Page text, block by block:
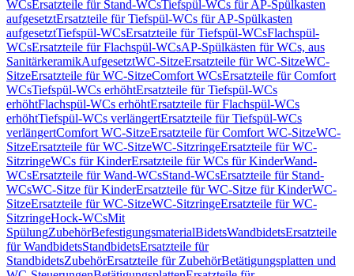
WCsErsatzteile für Stand-WCsTiefspül-WCs für AP-Spülkasten
aufgesetztErsatzteile für Tiefspül-WCs für AP-Spülkasten
aufgesetztTiefspül-WCsErsatzteile für Tiefspül-WCsFlachspül-
WCsErsatzteile für Flachspül-WCsAP-Spülkästen für WCs, aus
SanitärkeramikAufgesetztWC-SitzeErsatzteile für WC-SitzeWC-
SitzeErsatzteile für WC-SitzeComfort WCsErsatzteile für Comfort
WCsTiefspül-WCs erhöhtErsatzteile für Tiefspül-WCs
erhöhtFlachspül-WCs erhöhtErsatzteile für Flachspül-WCs
erhöhtTiefspül-WCs verlängertErsatzteile für Tiefspül-WCs
verlängertComfort WC-SitzeErsatzteile für Comfort WC-SitzeWC-
SitzeErsatzteile für WC-SitzeWC-SitzringeErsatzteile für WC-
SitzringeWCs für KinderErsatzteile für WCs für KinderWand-
WCsErsatzteile für Wand-WCsStand-WCsErsatzteile für Stand-
WCsWC-Sitze für KinderErsatzteile für WC-Sitze für KinderWC-
SitzeErsatzteile für WC-SitzeWC-SitzringeErsatzteile für WC-
SitzringeHock-WCsMit
SpülungZubehörBefestigungsmaterialBidetsWandbidetsErsatzteile
für WandbidetsStandbidetsErsatzteile für
StandbidetsZubehörErsatzteile für ZubehörBetätigungsplatten und